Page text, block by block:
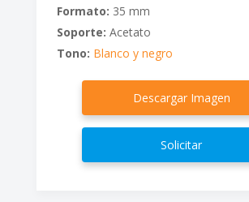
Formato: 35 mm
Soporte: Acetato
Tono: Blanco y negro
Descargar Imagen
Solicitar